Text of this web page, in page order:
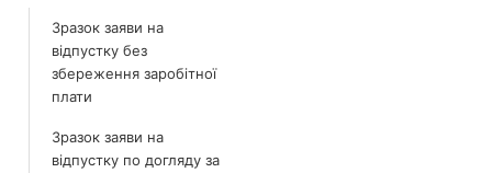
Зразок заяви на
відпустку без
збереження заробітної
плати
Зразок заяви на
відпустку по догляду за